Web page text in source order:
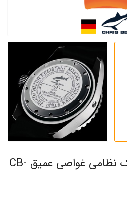
ساعت مچی اتوماتیک نظامی غواصی عمیق CB-